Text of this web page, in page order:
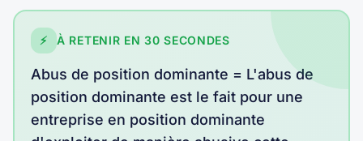
⚡ À RETENIR EN 30 SECONDES
Abus de position dominante = L'abus de
position dominante est le fait pour une
entreprise en position dominante